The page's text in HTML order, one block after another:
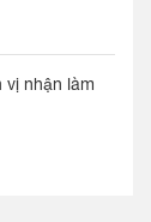
vị nhận làm